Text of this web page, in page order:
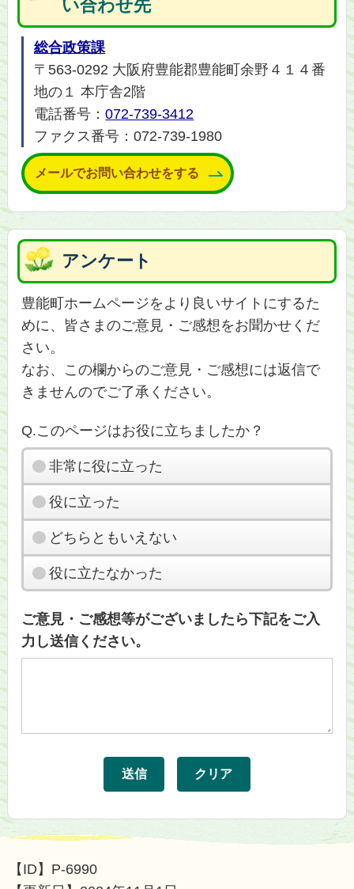
い合わせ先
総合政策課
〒563-0292 大阪府豊能郡豊能町余野４１４番
地の１ 本庁舎2階
電話番号：072-739-3412
ファクス番号：072-739-1980
メールでお問い合わせをする
アンケート
豊能町ホームページをより良いサイトにするた
めに、皆さまのご意見・ご感想をお聞かせくだ
さい。
なお、この欄からのご意見・ご感想には返信で
きませんのでご了承ください。
Q.このページはお役に立ちましたか？
非常に役に立った
役に立った
どちらともいえない
役に立たなかった
ご意見・ご感想等がございましたら下記をご入
力し送信ください。
【ID】 P-6990